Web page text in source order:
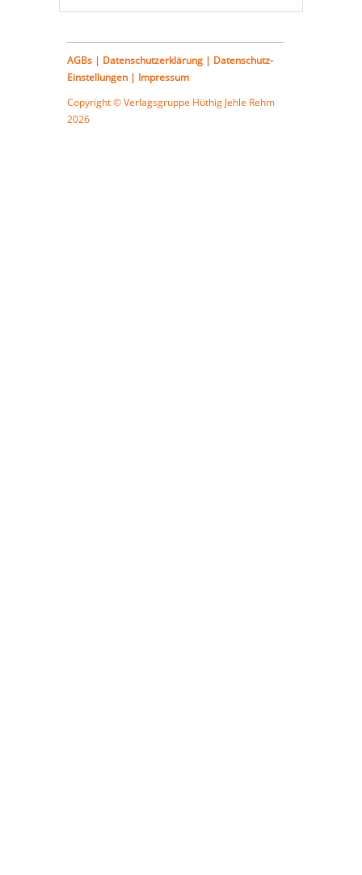
AGBs | Datenschutzerklärung | Datenschutz-
Einstellungen | Impressum
Copyright © Verlagsgruppe Hüthig Jehle Rehm
2026